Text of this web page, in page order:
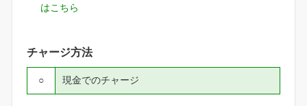
はこちら
チャージ方法
現金でのチャージ
○